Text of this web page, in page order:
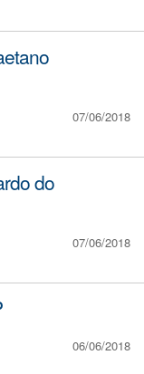
07/06/2018
do
07/06/2018
06/06/2018